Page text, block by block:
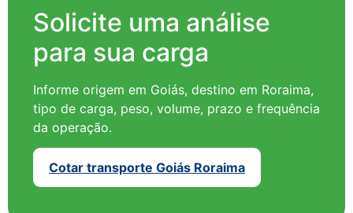
Solicite uma análise
para sua carga
Informe origem em Goiás, destino em Roraima,
tipo de carga, peso, volume, prazo e frequência
da operação.
Cotar transporte Goiás Roraima